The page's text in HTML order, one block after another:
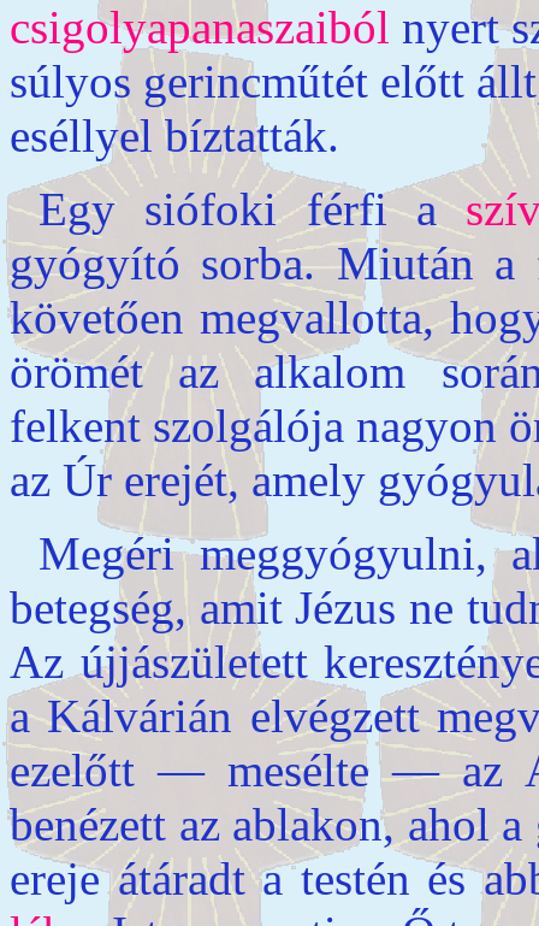
csigolyapanaszaiból nyert
súlyos gerincműtét előtt
eséllyel bíztatták.
Egy siófoki férfi a
gyógyító sorba. Miután
követően megvallotta,
örömét az alkalom
felkent szolgálója nagyon
az Úr erejét, amely
Megéri meggyógyulni,
betegség, amit Jézus ne
Az újjászületett
a Kálvárián elvégzett
ezelőtt — mesélte — az
benézett az ablakon, ahol
ereje átáradt a testén és